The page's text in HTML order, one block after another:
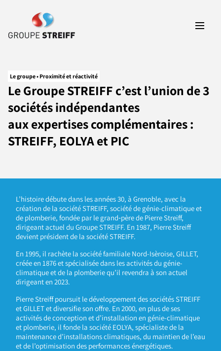
Le groupe • Proximité et réactivité
Le Groupe STREIFF c’est l’union de 3
sociétés indépendantes
aux expertises complémentaires :
STREIFF, EOLYA et PIC
L’histoire débute dans les années 30, à Grenoble, avec la
création de la société STREIFF, société de génie-climatique et
de plomberie, fondée par le grand‑père de Pierre Streiff,
dirigeant actuel du Groupe STREIFF. En 1987, Pierre Streiff
devient président de la société STREIFF.
En 1995, il rachète la société familiale Nord-Isèroise, GILLET,
créée en 1876 et spécialisée dans les activités du génie-
climatique et de la plomberie qu’il revendra à son actuel
dirigeant en 2023.
Pierre Streiff poursuit le développement des sociétés STREIFF
et GILLET et diversifie son offre. En 2000, en plus de ses
activités de conception et d’installation en génie-climatique
et plomberie, il fonde la société EOLYA, spécialiste de la
maintenance d’installations climatiques, du maintien de l’eau
et de l’optimisation des performances énergétiques.